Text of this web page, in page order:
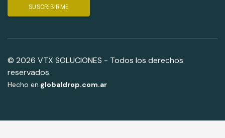
© 2026 VTX SOLUCIONES - Todos los derechos
reservados.
Hecho en globaldrop.com.ar